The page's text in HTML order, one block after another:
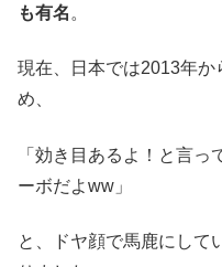
も有名 。
現在、日本では2013年か
め、
「効き目あるよ！と言
ーボだよww」
と、ドヤ顔で馬鹿にして